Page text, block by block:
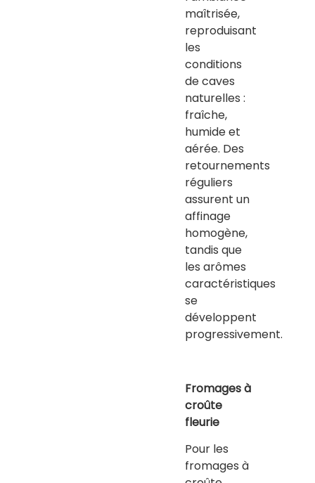
maîtrisée,
reproduisant
les
conditions
de caves
naturelles :
fraîche,
humide et
aérée. Des
retournements
réguliers
assurent un
affinage
homogène,
tandis que
les arômes
caractéristiques
se
développent
progressivement.
Fromages à
croûte
fleurie
Pour les
fromages à